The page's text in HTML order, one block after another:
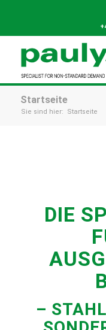
Startseite
Sie sind hier: Startseite
DIE
–